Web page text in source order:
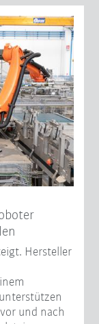
Hersteller
und nach